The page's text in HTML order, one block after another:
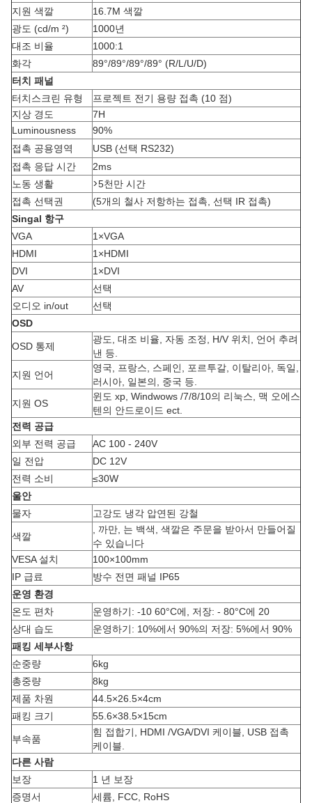
지원 색깔
16.7M 색깔
광도 (cd/m ²)
1000년
대조 비율
1000:1
화각
89°/89°/89°/89° (R/L/U/D)
터치 패널
터치스크린 유형
프로젝트 전기 용량 접촉 (10 점)
지상 경도
7H
Luminousness
90%
접촉 공용영역
USB (선택 RS232)
접촉 응답 시간
2ms
노동 생활
>5천만 시간
접촉 선택권
(5개의 철사 저항하는 접촉, 선택 IR 접촉)
Singal 항구
VGA
1×VGA
HDMI
1×HDMI
DVI
1×DVI
AV
선택
오디오 in/out
선택
OSD
OSD 통제
광도, 대조 비율, 자동 조정, H/V 위치, 언어 추려
낸 등.
지원 언어
영국, 프랑스, 스페인, 포르투갈, 이탈리아, 독일,
러시아, 일본의, 중국 등.
지원 OS
윈도 xp, Windwows /7/8/10의 리눅스, 맥 오에스
텐의 안드로이드 ect.
전력 공급
외부 전력 공급
AC 100 - 240V
일 전압
DC 12V
전력 소비
≤30W
울안
물자
고강도 냉각 압연된 강철
색깔
, 까만, 는 백색, 색깔은 주문을 받아서 만들어질
수 있습니다
VESA 설치
100×100mm
IP 급료
방수 전면 패널 IP65
운영 환경
온도 편차
운영하기: -10 60°C에, 저장: - 80°C에 20
상대 습도
운영하기: 10%에서 90%의 저장: 5%에서 90%
패킹 세부사항
순중량
6kg
총중량
8kg
제품 차원
44.5×26.5×4cm
패킹 크기
55.6×38.5×15cm
부속품
힘 접합기, HDMI /VGA/DVI 케이블, USB 접촉
케이블.
다른 사람
보장
1 년 보장
증명서
세륨, FCC, RoHS